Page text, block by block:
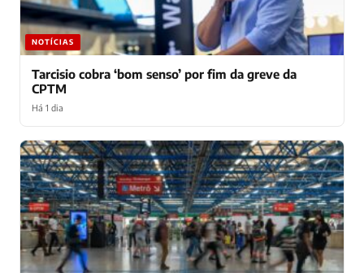
NOTÍCIAS
Tarcisio cobra ‘bom senso’ por fim da greve da
CPTM
Há 1 dia